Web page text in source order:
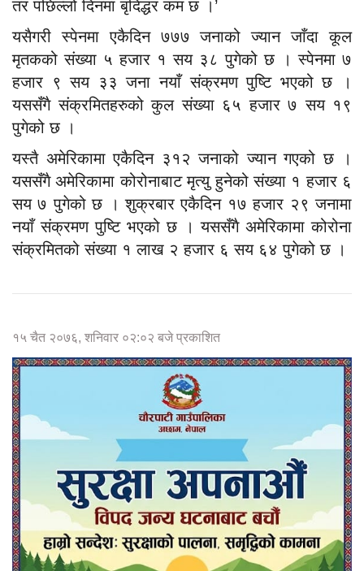
तर पछिल्लो दिनमा बृदिद्धर कम छ ।’
यसैगरी स्पेनमा एकैदिन ७७७ जनाको ज्यान जाँदा कूल
मृतकको संख्या ५ हजार १ सय ३८ पुगेको छ । स्पेनमा ७
हजार ९ सय ३३ जना नयाँ संक्रमण पुष्टि भएको छ ।
यससँगै संक्रमितहरुको कुल संख्या ६५ हजार ७ सय १९
पुगेको छ ।
यस्तै अमेरिकामा एकैदिन ३१२ जनाको ज्यान गएको छ ।
यससँगै अमेरिकामा कोरोनाबाट मृत्यु हुनेको संख्या १ हजार ६
सय ७ पुगेको छ । शुक्रबार एकैदिन १७ हजार २९ जनामा
नयाँ संक्रमण पुष्टि भएको छ । यससँगै अमेरिकामा कोरोना
संक्रमितको संख्या १ लाख २ हजार ६ सय ६४ पुगेको छ ।
१५ चैत २०७६, शनिवार ०२:०२ बजे प्रकाशित